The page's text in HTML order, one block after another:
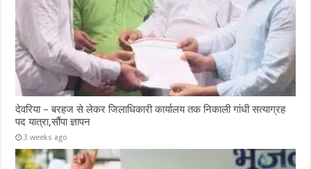
देवरिया – बरहज से लेकर जिलाधिकारी कार्यालय तक निकाली गांधी सत्याग्रह
पद यात्रा,सौंपा ज्ञापन
3 weeks ago